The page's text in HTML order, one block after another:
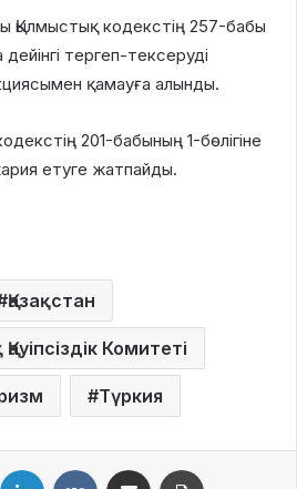
Қылмыстық кодекстің 257-бабы
тергеп-тексеруді
қамауға алынды.
201-бабының 1-бөлігіне
етуге жатпайды.
Қазақстан
Комитеті
Түркия